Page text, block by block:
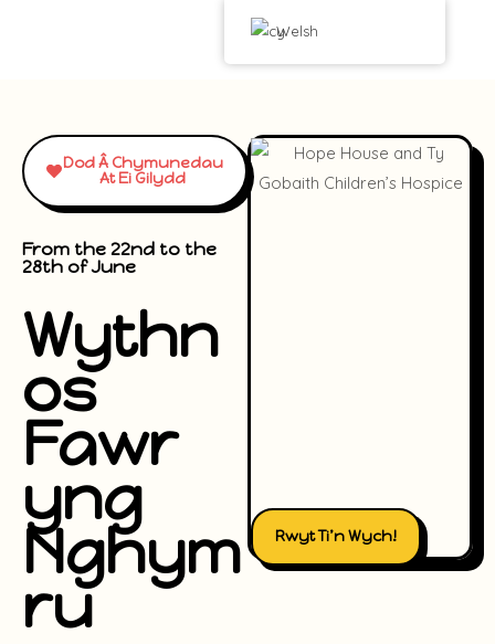
Dod Â Chymunedau
At Ei Gilydd
From the 22nd to the
28th of June
Wythn
os
Fawr
yng
Nghym
ru
Rwyt Ti’n Wych!
Welsh